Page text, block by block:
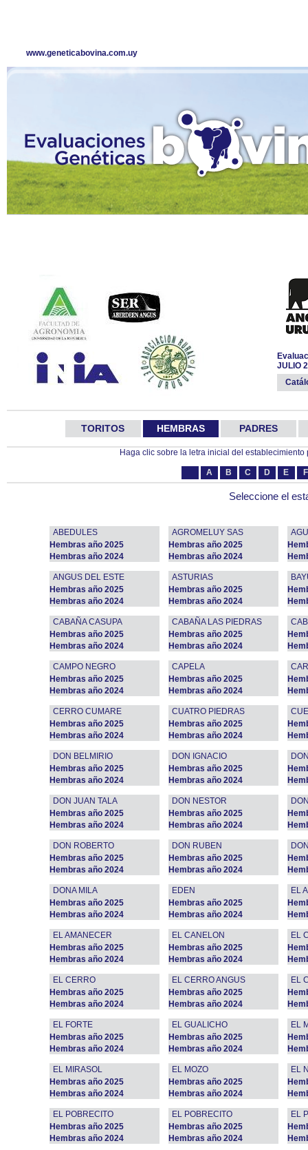
www.geneticabovina.com.uy
JULIO
TORITOS HEMBRAS PADRES
Haga clic sobre la letra inicial del
A B C D E F
Seleccione el
ABEDULES
Hembras año 2025
Hembras año 2024
AGROMELUY SAS
Hembras año 2025
Hembras año 2024
ANGUS DEL ESTE
Hembras año 2025
Hembras año 2024
ASTURIAS
Hembras año 2025
Hembras año 2024
CABAÑA CASUPA
Hembras año 2025
Hembras año 2024
CABAÑA LAS PIEDRAS
Hembras año 2025
Hembras año 2024
CAMPO NEGRO
Hembras año 2025
Hembras año 2024
CAPELA
Hembras año 2025
Hembras año 2024
CERRO CUMARE
Hembras año 2025
Hembras año 2024
CUATRO PIEDRAS
Hembras año 2025
Hembras año 2024
DON BELMIRIO
Hembras año 2025
Hembras año 2024
DON IGNACIO
Hembras año 2025
Hembras año 2024
DON JUAN TALA
Hembras año 2025
Hembras año 2024
DON NESTOR
Hembras año 2025
Hembras año 2024
DON ROBERTO
Hembras año 2025
Hembras año 2024
DON RUBEN
Hembras año 2025
Hembras año 2024
DONA MILA
Hembras año 2025
Hembras año 2024
EDEN
Hembras año 2025
Hembras año 2024
EL
EL AMANECER
Hembras año 2025
Hembras año 2024
EL CANELON
Hembras año 2025
Hembras año 2024
EL
EL CERRO
Hembras año 2025
Hembras año 2024
EL CERRO ANGUS
Hembras año 2025
Hembras año 2024
EL
EL FORTE
Hembras año 2025
Hembras año 2024
EL GUALICHO
Hembras año 2025
Hembras año 2024
EL
EL MIRASOL
Hembras año 2025
Hembras año 2024
EL MOZO
Hembras año 2025
Hembras año 2024
EL
EL POBRECITO
Hembras año 2025
Hembras año 2024
EL POBRECITO
Hembras año 2025
Hembras año 2024
EL